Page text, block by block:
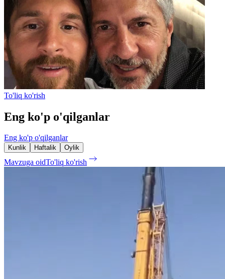
To'liq ko'rish
Eng ko'p o'qilganlar
Eng ko'p o'qilganlar
Kunlik Haftalik Oylik
Mavzuga oidTo'liq ko'rish